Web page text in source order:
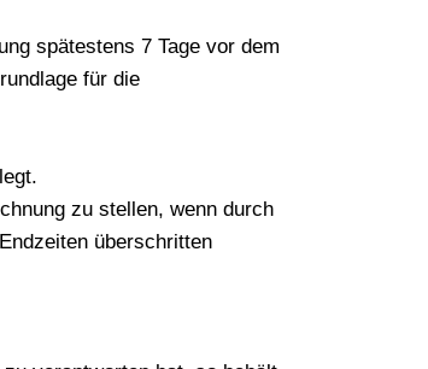
spätestens 7 Tage vor dem
für die
zu stellen, wenn durch
überschritten